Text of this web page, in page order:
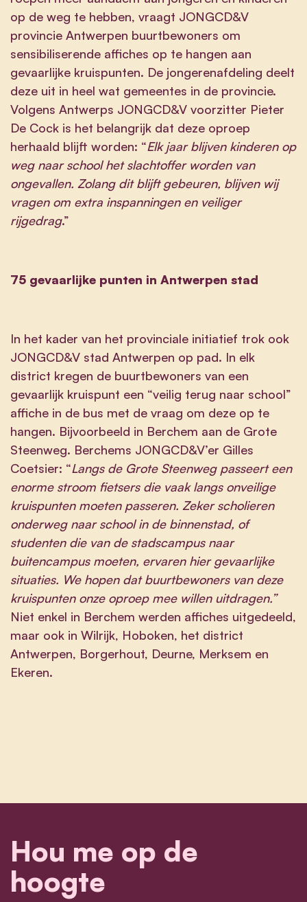
op de weg te hebben, vraagt JONGCD&V
provincie Antwerpen buurtbewoners om
sensibiliserende affiches op te hangen aan
gevaarlijke kruispunten. De jongerenafdeling deelt
deze uit in heel wat gemeentes in de provincie.
Volgens Antwerps JONGCD&V voorzitter Pieter
De Cock is het belangrijk dat deze oproep
herhaald blijft worden: “Elk jaar blijven kinderen op
weg naar school het slachtoffer worden van
ongevallen. Zolang dit blijft gebeuren, blijven wij
vragen om extra inspanningen en veiliger
rijgedrag.”
75 gevaarlijke punten in Antwerpen stad
In het kader van het provinciale initiatief trok ook
JONGCD&V stad Antwerpen op pad. In elk
district kregen de buurtbewoners van een
gevaarlijk kruispunt een “veilig terug naar school”
affiche in de bus met de vraag om deze op te
hangen. Bijvoorbeeld in Berchem aan de Grote
Steenweg. Berchems JONGCD&V’er Gilles
Coetsier: “Langs de Grote Steenweg passeert een
enorme stroom fietsers die vaak langs onveilige
kruispunten moeten passeren. Zeker scholieren
onderweg naar school in de binnenstad, of
studenten die van de stadscampus naar
buitencampus moeten, ervaren hier gevaarlijke
situaties. We hopen dat buurtbewoners van deze
kruispunten onze oproep mee willen uitdragen.”
Niet enkel in Berchem werden affiches uitgedeeld,
maar ook in Wilrijk, Hoboken, het district
Antwerpen, Borgerhout, Deurne, Merksem en
Ekeren.
Hou me op de
hoogte